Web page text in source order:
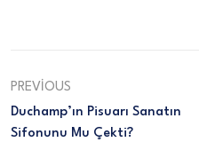
PREVIOUS
Duchamp’ın Pisuarı Sanatın
Sifonunu Mu Çekti?